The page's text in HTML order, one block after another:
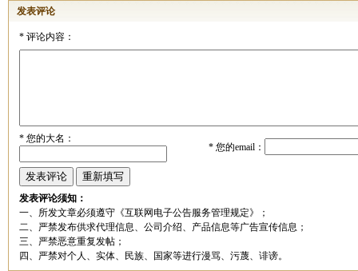
发表评论
*评论内容：
*您的大名：
*您的email：
发表评论须知：
一、所发文章必须遵守《互联网电子公告服务管理规定》；
二、严禁发布供求代理信息、公司介绍、产品信息等广告宣传信息；
三、严禁恶意重复发帖；
四、严禁对个人、实体、民族、国家等进行漫骂、污蔑、诽谤。